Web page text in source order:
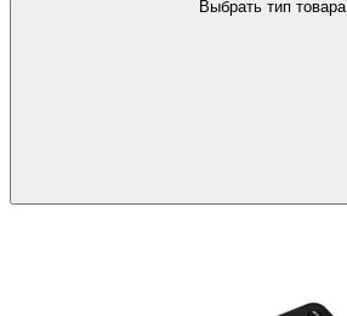
Выбрать тип товара